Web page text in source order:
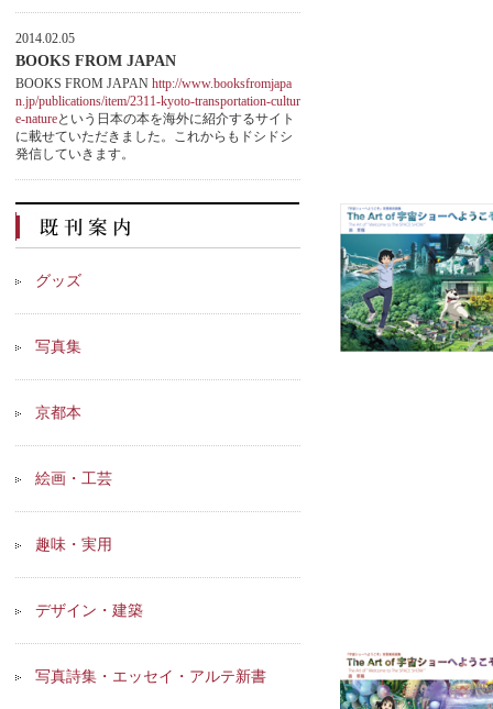
2014.02.05
BOOKS FROM JAPAN
BOOKS FROM JAPAN http://www.booksfromjapa
n.jp/publications/item/2311-kyoto-transportation-cultur
e-natureという日本の本を海外に紹介するサイト
に載せていただきました。これからもドシドシ
発信していきます。
グッズ
写真集
京都本
絵画・工芸
趣味・実用
デザイン・建築
写真詩集・エッセイ・アルテ新書